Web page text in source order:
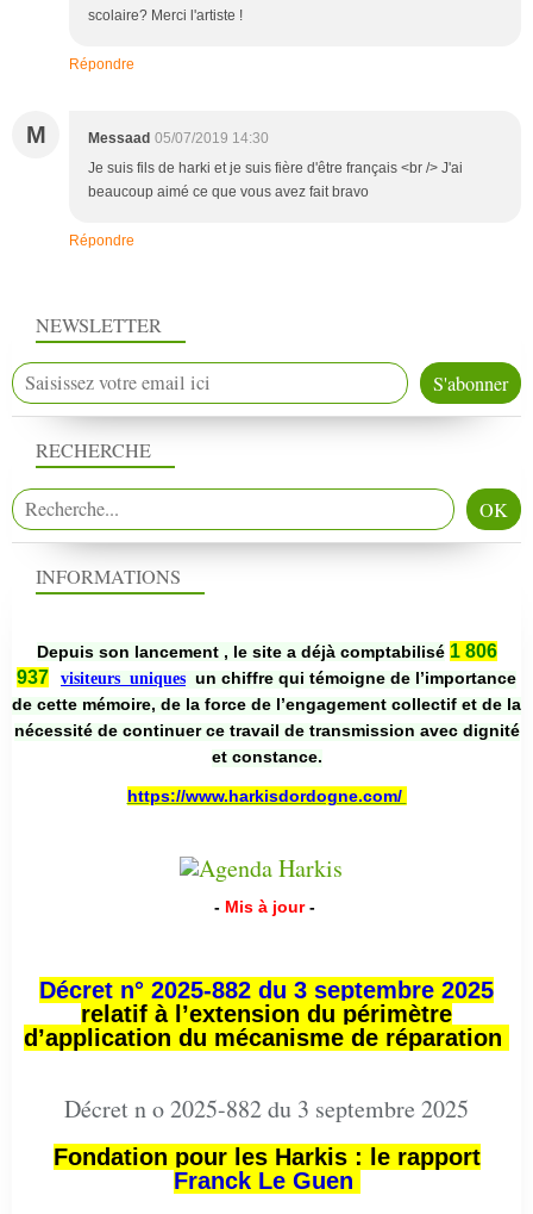
scolaire? Merci l'artiste !
Répondre
M Messaad 05/07/2019 14:30
Je suis fils de harki et je suis fière d'être français <br /> J'ai
beaucoup aimé ce que vous avez fait bravo
Répondre
NEWSLETTER
RECHERCHE
INFORMATIONS
Depuis son lancement , le site a déjà comptabilisé 1 806
937
visiteurs uniques un chiffre qui témoigne de l’importance
de cette mémoire, de la force de l’engagement collectif et de la
nécessité de continuer ce travail de transmission avec dignité
et constance.
https://www.harkisdordogne.com/
- Mis à jour -
Décret n° 2025-882 du 3 septembre 2025
relatif à l’extension du périmètre
d’application du mécanisme de réparation
Décret n o 2025-882 du 3 septembre 2025
Fondation pour les Harkis : le rapport
Franck Le Guen